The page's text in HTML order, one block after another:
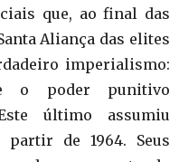
que, ao final das
Aliança das elites
imperialismo:
o poder punitivo
último assumiu
de 1964. Seus